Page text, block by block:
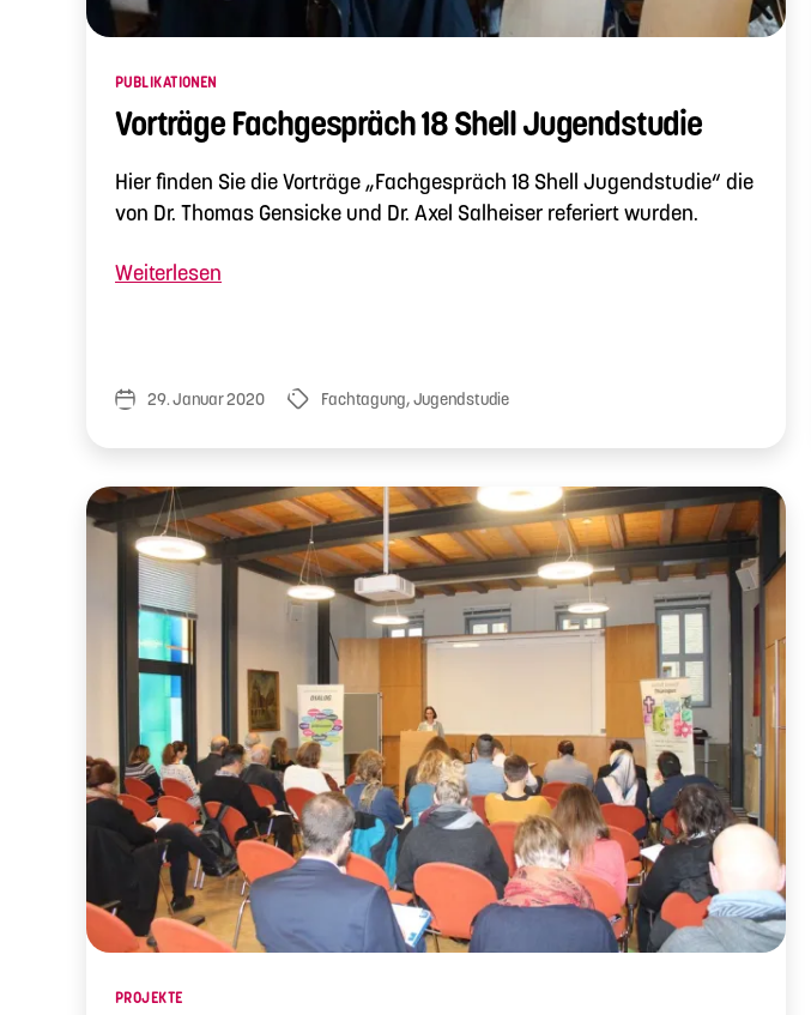
Kategorien
PUBLIKATIONEN
Vorträge Fachgespräch 18 Shell Jugendstudie
Hier finden Sie die Vorträge „Fachgespräch 18 Shell Jugendstudie“ die
von Dr. Thomas Gensicke und Dr. Axel Salheiser referiert wurden.
Weiterlesen
Jugendstudie“
Veröffentlichungsdatum
29. Januar 2020 Schlagwörter
Fachtagung,Jugendstudie
Kategorien
PROJEKTE